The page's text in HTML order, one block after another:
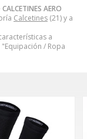
CALCETINES AERO
Calcetines (21) y a
a
"Equipación / Ropa